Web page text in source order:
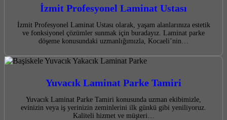
İzmit Profesyonel Laminat Ustası
İzmit Profesyonel Laminat Ustası olarak, yaşam alanlarınıza estetik
ve fonksiyonel çözümler sunmak için buradayız. Laminat parke
döşeme konusundaki uzmanlığımızla, Kocaeli’nin…
Yuvacık Laminat Parke Tamiri
Yuvacık Laminat Parke Tamiri konusunda uzman ekibimizle,
evinizin veya iş yerinizin zeminlerini ilk günkü gibi yeniliyoruz.
Kaliteli hizmet ve müşteri…